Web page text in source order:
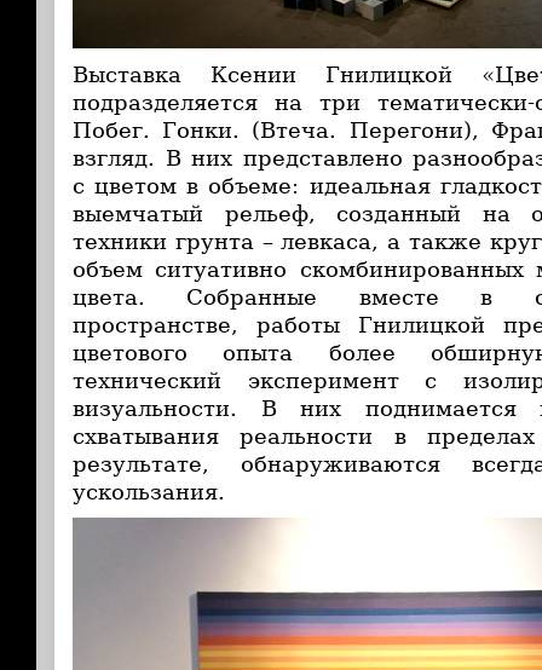
Выставка Ксении Гнилицкой
подразделяется на три
Побег. Гонки. (Втеча. Перегони),
взгляд. В них представлено
с цветом в объеме: идеальная
выемчатый рельеф, созданный на
техники грунта – левкаса, а также
объем ситуативно
цвета. Собранные вместе в
пространстве, работы Гнилицкой
цветового опыта более
технический эксперимент с
визуальности. В них поднимается
схватывания реальности в
результате, обнаруживаются
ускользания.